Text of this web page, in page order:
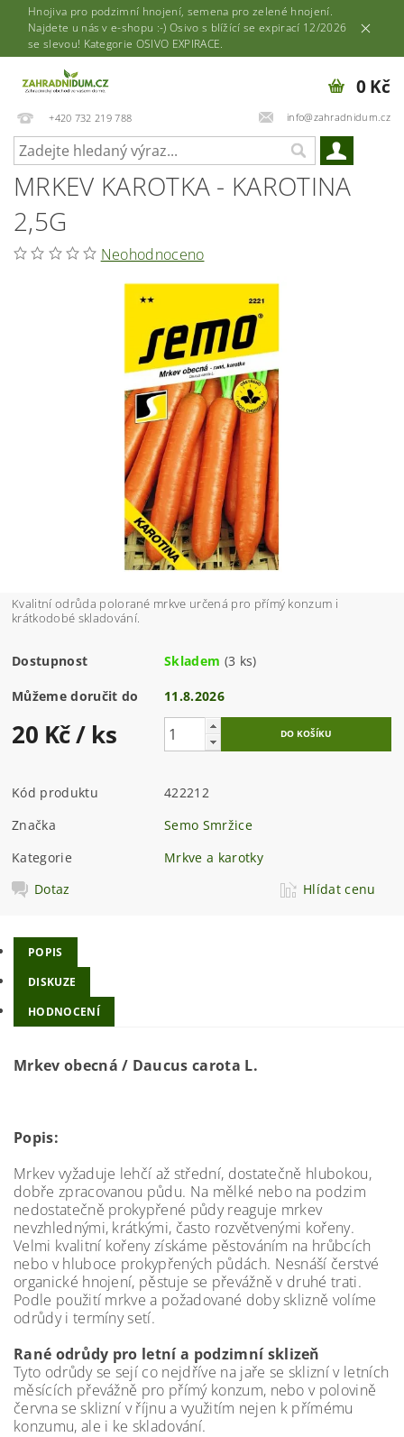
Hnojiva pro podzimní hnojení, semena pro zelené hnojení.
Najdete u nás v e-shopu :-) Osivo s blížící se expirací 12/2026
se slevou! Kategorie OSIVO EXPIRACE.
+420 732 219 788 info@zahradnidum.cz
0 Kč
MRKEV KAROTKA - KAROTINA
2,5G
Neohodnoceno
Kvalitní odrůda polorané mrkve určená pro přímý konzum i
krátkodobé skladování.
Dostupnost Skladem (3 ks)
Můžeme doručit do 11.8.2026
20 Kč/ ks
Kód produktu
422212
Značka
Semo Smržice
Kategorie
Mrkve a karotky
Dotaz
Hlídat cenu
POPIS
DISKUZE
HODNOCENÍ
Mrkev obecná / Daucus carota L.
Popis:
Mrkev vyžaduje lehčí až střední, dostatečně hlubokou,
dobře zpracovanou půdu. Na mělké nebo na podzim
nedostatečně prokypřené půdy reaguje mrkev
nevzhlednými, krátkými, často rozvětvenými kořeny.
Velmi kvalitní kořeny získáme pěstováním na hrůbcích
nebo v hluboce prokypřených půdách. Nesnáší čerstvé
organické hnojení, pěstuje se převážně v druhé trati.
Podle použití mrkve a požadované doby sklizně volíme
odrůdy i termíny setí.
Rané odrůdy pro letní a podzimní sklizeň
Tyto odrůdy se sejí co nejdříve na jaře se sklizní v letních
měsících převážně pro přímý konzum, nebo v polovině
června se sklizní v říjnu a využitím nejen k přímému
konzumu, ale i ke skladování.